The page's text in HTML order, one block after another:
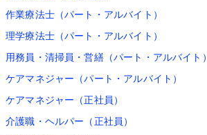
作業療法士（パート・アルバイト）
理学療法士（パート・アルバイト）
用務員・清掃員・営繕（パート・アルバイト）
ケアマネジャー（パート・アルバイト）
ケアマネジャー（正社員）
介護職・ヘルパー（正社員）